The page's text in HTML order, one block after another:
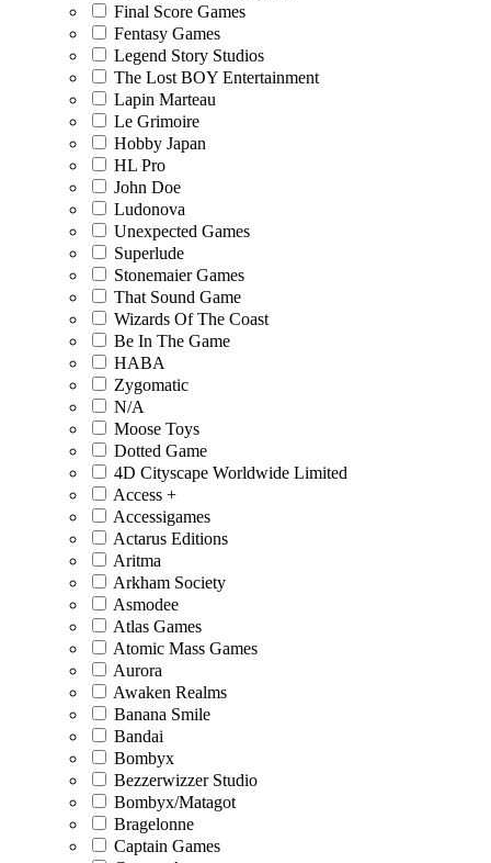
Final Score Games
Fentasy Games
Legend Story Studios
The Lost BOY Entertainment
Lapin Marteau
Le Grimoire
Hobby Japan
HL Pro
John Doe
Ludonova
Unexpected Games
Superlude
Stonemaier Games
That Sound Game
Wizards Of The Coast
Be In The Game
HABA
Zygomatic
N/A
Moose Toys
Dotted Game
4D Cityscape Worldwide Limited
Access +
Accessigames
Actarus Editions
Aritma
Arkham Society
Asmodee
Atlas Games
Atomic Mass Games
Aurora
Awaken Realms
Banana Smile
Bandai
Bombyx
Bezzerwizzer Studio
Bombyx/Matagot
Bragelonne
Captain Games